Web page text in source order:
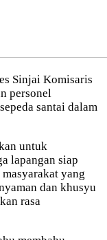
Sinjai Komisaris
personel
santai dalam
untuk
lapangan siap
yang
dan khusyu
rasa